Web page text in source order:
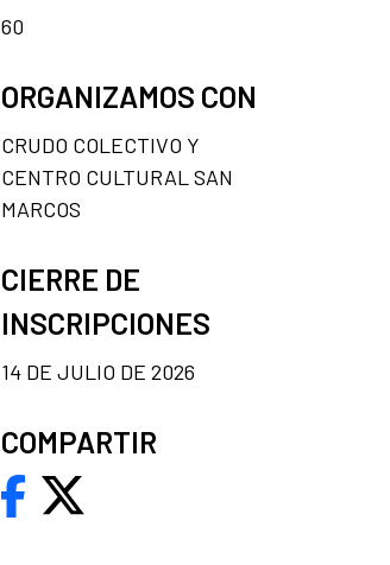
60
ORGANIZAMOS CON
CRUDO COLECTIVO Y
CENTRO CULTURAL SAN
MARCOS
CIERRE DE
INSCRIPCIONES
14 DE JULIO DE 2026
COMPARTIR